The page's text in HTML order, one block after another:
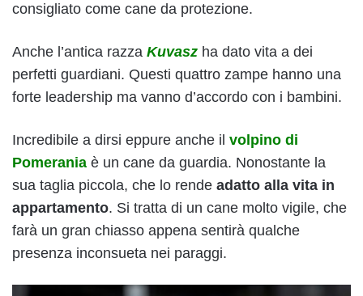
consigliato come cane da protezione.
Anche l’antica razza Kuvasz ha dato vita a dei
perfetti guardiani. Questi quattro zampe hanno una
forte leadership ma vanno d’accordo con i bambini.
Incredibile a dirsi eppure anche il volpino di
Pomerania è un cane da guardia. Nonostante la
sua taglia piccola, che lo rende adatto alla vita in
appartamento. Si tratta di un cane molto vigile, che
farà un gran chiasso appena sentirà qualche
presenza inconsueta nei paraggi.